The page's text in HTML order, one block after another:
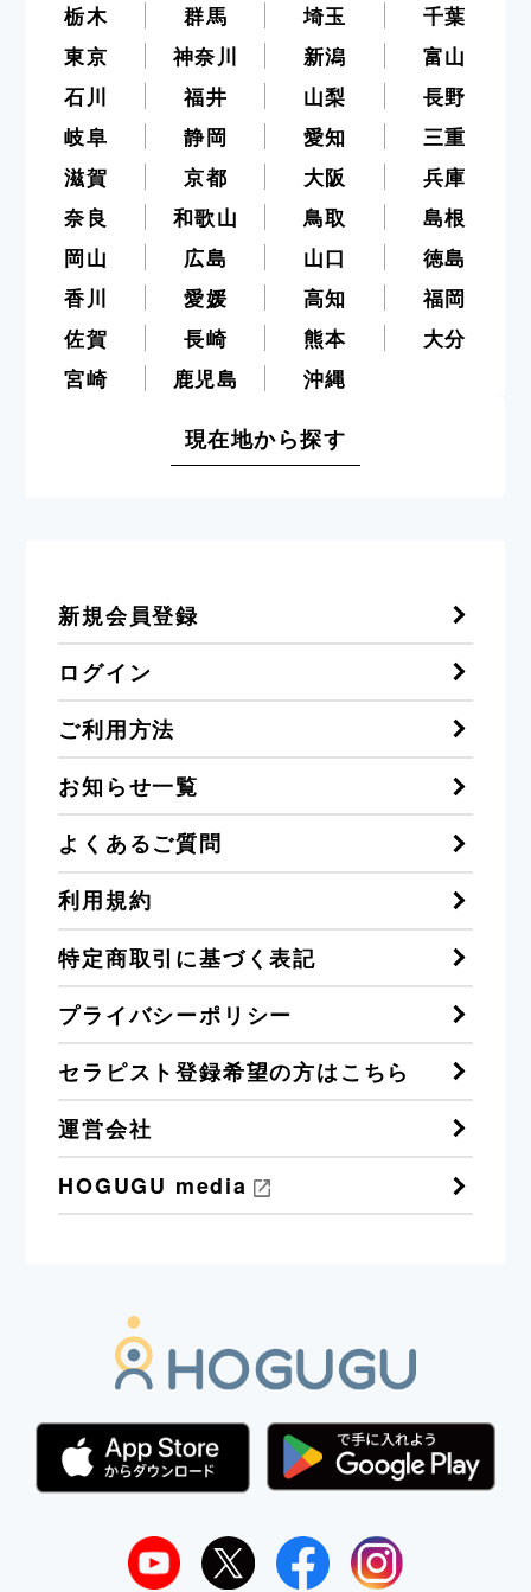
栃木
群馬 埼玉
千葉
東京
神奈川 新潟
富山
石川
福井 山梨
長野
岐阜
静岡 愛知
三重
滋賀
京都 大阪
兵庫
奈良
和歌山 鳥取
島根
岡山
広島 山口
徳島
香川
愛媛 高知
福岡
佐賀
長崎 熊本
大分
宮崎
鹿児島 沖縄
現在地から探す
新規会員登録
ログイン
ご利用方法
お知らせ一覧
よくあるご質問
利用規約
特定商取引に基づく表記
プライバシーポリシー
セラピスト登録希望の方はこちら
運営会社
HOGUGU media